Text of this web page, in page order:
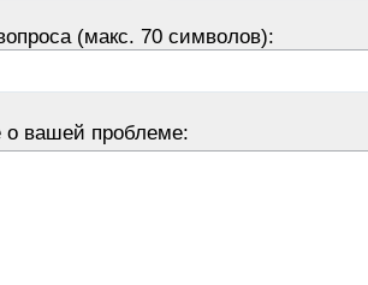
(макс. 70 символов):
о вашей проблеме: